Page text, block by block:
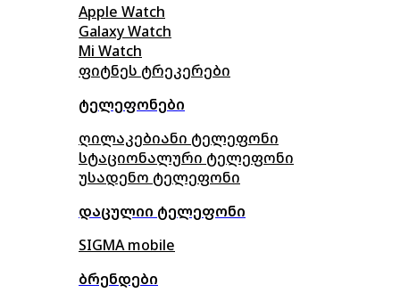
Apple Watch
Galaxy Watch
Mi Watch
ფიტნეს ტრეკერები
ტელეფონები
ღილაკებიანი ტელეფონი
სტაციონალური ტელეფონი
უსადენო ტელეფონი
დაცულიი ტელეფონი
SIGMA mobile
ბრენდები